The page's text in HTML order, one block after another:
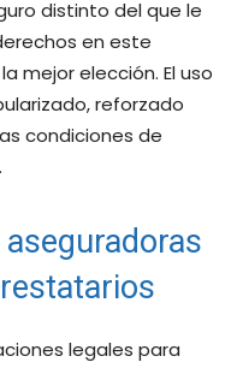
distinto del que le
en este
mejor elección. El uso
reforzado
condiciones de
legales para